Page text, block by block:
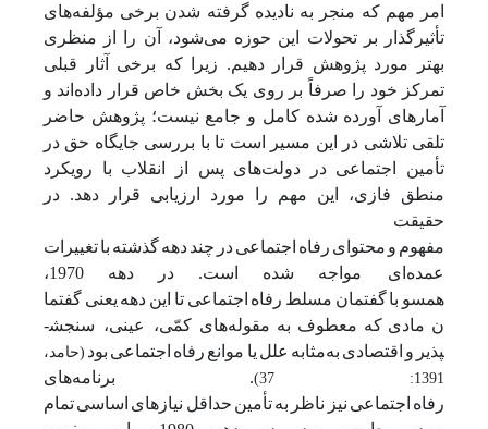
امر مهم که منجر به نادیده گرفته شدن برخی مؤلفه‌های
تأثیرگذار بر تحولات این حوزه می‌شود، آن را از منظری
بهتر مورد پژوهش قرار دهیم. زیرا که برخی آثار قبلی
تمرکز خود را صرفاً بر روی یک بخش خاص قرار داده‌اند و
آمارهای آورده شده کامل و جامع نیست؛ پژوهش حاضر
تلقی تلاشی در این مسیر است تا با بررسی جایگاه حق در
تأمین اجتماعی در دولت‌های پس از انقلاب با رویکرد
منطق فازی، این مهم را مورد ارزیابی قرار دهد. در
حقیقت
مفهوم و محتوای رفاه اجتماعیدر چنددههگذشته باتغییرات
عمده‌ای مواجه
شده است. در دهه
1970،
همسو باگفتمان مسلط رفاه اجتماعی تا این دهه یعنی گفتما
ن مادی که معطوف به مقوله‌های کمّی، عینی، سنجش­
پذیر و اقتصادی به‌مثابه علل یا موانع رفاه اجتماعی بود (حامد،
1391: 37)
.
برنامه‌های
رفاه اجتماعی نیز ناظر بهتأمین حداقل نیازهای اساسیتمام